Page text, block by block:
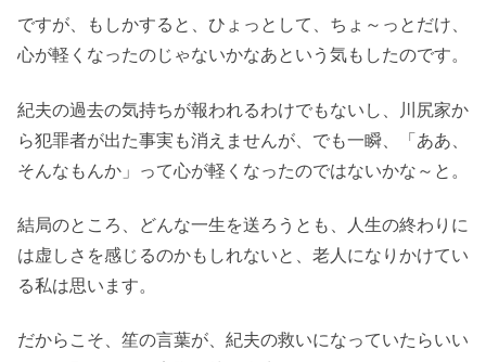
ですが、もしかすると、ひょっとして、ちょ～っとだけ、
心が軽くなったのじゃないかなあという気もしたのです。
紀夫の過去の気持ちが報われるわけでもないし、川尻家か
ら犯罪者が出た事実も消えませんが、でも一瞬、「ああ、
そんなもんか」って心が軽くなったのではないかな～と。
結局のところ、どんな一生を送ろうとも、人生の終わりに
は虚しさを感じるのかもしれないと、老人になりかけてい
る私は思います。
だからこそ、笙の言葉が、紀夫の救いになっていたらいい